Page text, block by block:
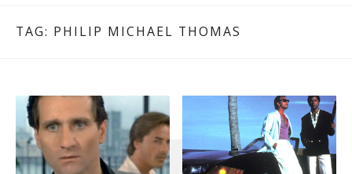
TAG: PHILIP MICHAEL THOMAS